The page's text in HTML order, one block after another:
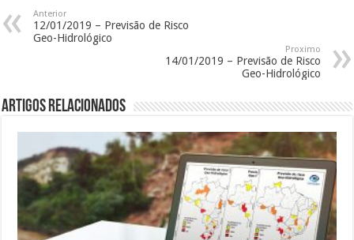
Anterior
12/01/2019 – Previsão de Risco
Geo-Hidrológico
Proximo
14/01/2019 – Previsão de Risco
Geo-Hidrológico
Artigos Relacionados